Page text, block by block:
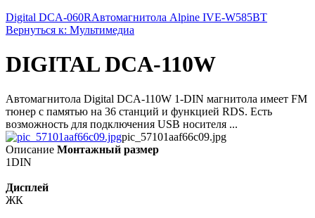
Digital DCA-060RАвтомагнитола Alpine IVE-W585BT
Вернуться к: Мультимедиа
DIGITAL DCA-110W
Автомагнитола Digital DCA-110W 1-DIN магнитола имеет FM
тюнер с памятью на 36 станций и функцией RDS. Есть
возможность для подключения USB носителя ...
pic_57101aaf66c09.jpg
Описание Монтажный размер
1DIN
Дисплей
ЖК